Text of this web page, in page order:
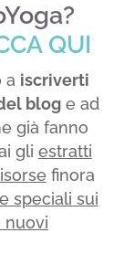
QUI
a iscriverti
bloge ad
già fanno
gli estratti
finora
speciali sui
nuovi